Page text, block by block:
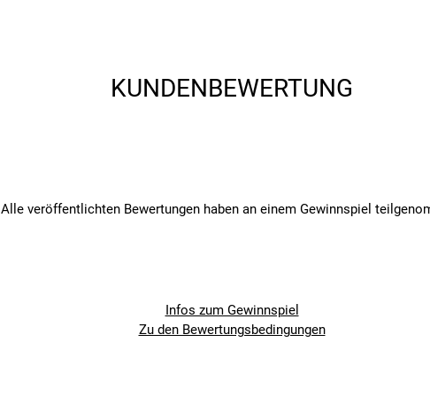
KUNDENBEWERTUNG
Alle veröffentlichten Bewertungen haben an einem Gewinnspiel
Infos zum Gewinnspiel
Zu den Bewertungsbedingungen